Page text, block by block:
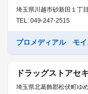
埼玉県川越市砂新田１丁
TEL: 049-247-2515
プロメディアル モイ
ドラッグストア
埼玉県北葛飾郡松伏町ゆ